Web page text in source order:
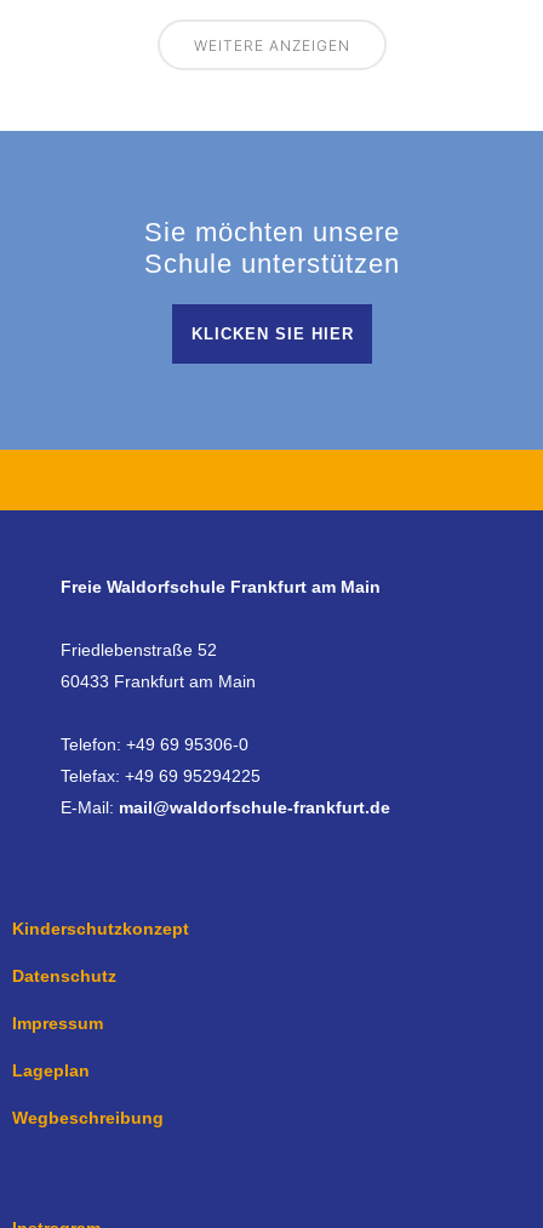
WEITERE ANZEIGEN
Sie möchten unsere
Schule unterstützen
KLICKEN SIE HIER
Freie Waldorfschule Frankfurt am Main
Friedlebenstraße 52
60433 Frankfurt am Main
Telefon: +49 69 95306-0
Telefax: +49 69 95294225
E-Mail: mail@waldorfschule-frankfurt.de
Kinderschutzkonzept
Datenschutz
Impressum
Lageplan
Wegbeschreibung